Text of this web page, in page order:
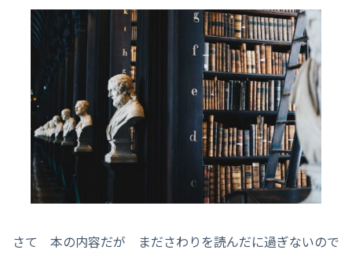
さて 本の内容だが まださわりを読んだに過ぎないので